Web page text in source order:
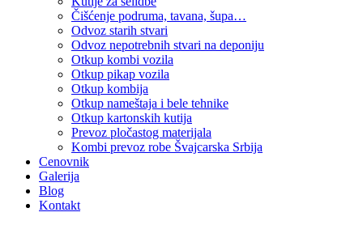
Čišćenje podruma, tavana, šupa…
Odvoz starih stvari
Odvoz nepotrebnih stvari na deponiju
Otkup kombi vozila
Otkup pikap vozila
Otkup kombija
Otkup nameštaja i bele tehnike
Otkup kartonskih kutija
Prevoz pločastog materijala
Kombi prevoz robe Švajcarska Srbija
Cenovnik
Galerija
Blog
Kontakt